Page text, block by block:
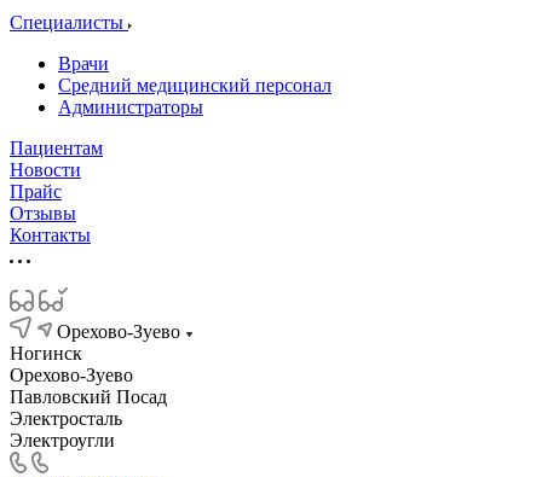
Специалисты
Врачи
Средний медицинский персонал
Администраторы
Пациентам
Новости
Прайс
Отзывы
Контакты
Орехово-Зуево
Ногинск
Орехово-Зуево
Павловский Посад
Электросталь
Электроугли